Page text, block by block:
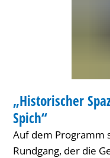
KATEGORIE:
„Historischer
Spich“
Auf dem Programm
Rundgang, der die